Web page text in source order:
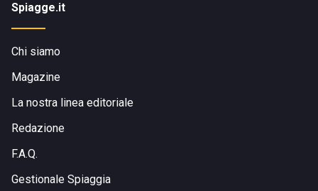
Spiagge.it
Chi siamo
Magazine
La nostra linea editoriale
Redazione
F.A.Q.
Gestionale Spiaggia